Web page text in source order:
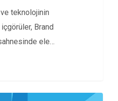
teknolojinin
Brand
ele